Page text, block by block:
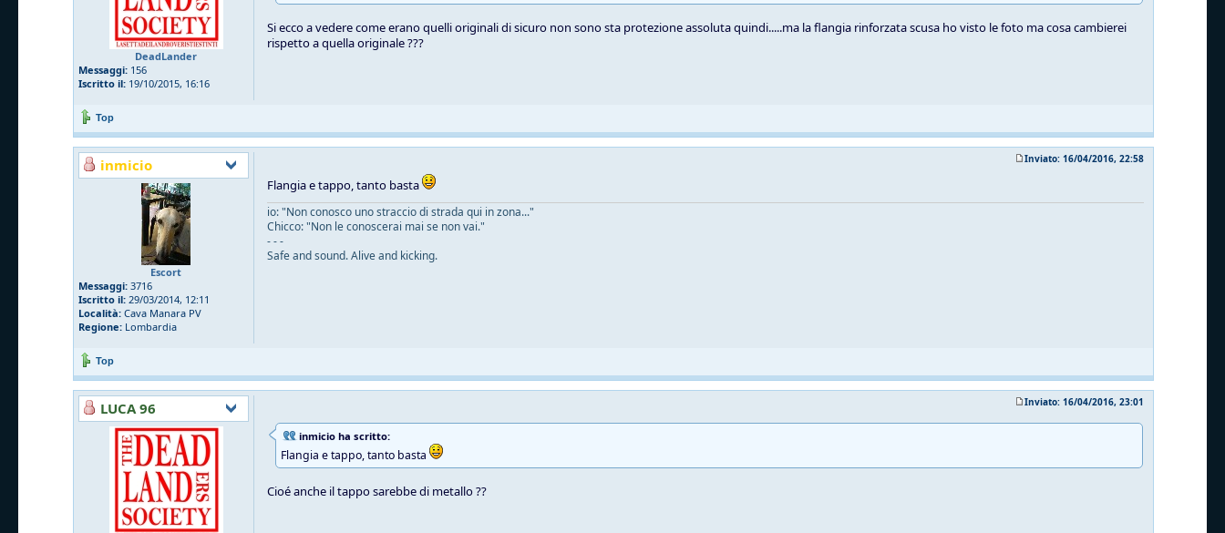
DeadLander
Messaggi: 156
Iscritto il: 19/10/2015, 16:16
Si ecco a vedere come erano quelli originali di sicuro non sono sta protezione assoluta quindi.....ma la flangia rinforzata scusa ho visto le foto ma cosa cambierei
rispetto a quella originale ???
Top
inmicio
Escort
Messaggi: 3716
Iscritto il: 29/03/2014, 12:11
Località: Cava Manara PV
Regione: Lombardia
Inviato: 16/04/2016, 22:58
Flangia e tappo, tanto basta
io: "Non conosco uno straccio di strada qui in zona..."
Chicco: "Non le conoscerai mai se non vai."
- - -
Safe and sound. Alive and kicking.
Top
LUCA 96 Inviato: 16/04/2016, 23:01
inmicio ha scritto:
Flangia e tappo, tanto basta
Cioé anche il tappo sarebbe di metallo ??